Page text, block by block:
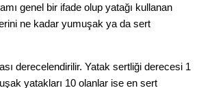
genel bir ifade olup yatağı kullanan
ne kadar yumuşak ya da sert
derecelendirilir. Yatak sertliği derecesi 1
yatakları 10 olanlar ise en sert